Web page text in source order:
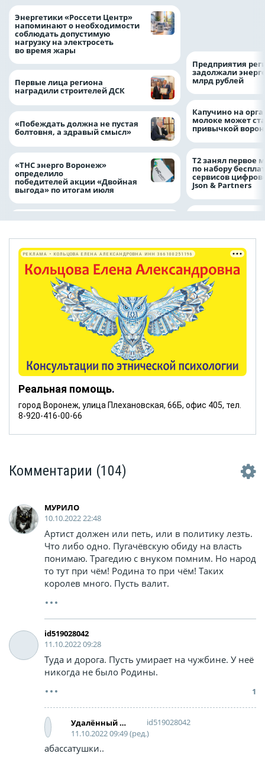
Энергетики «Россети Центр»
напоминают о необходимости
соблюдать допустимую
нагрузку на электросеть
во время жары
Первые лица региона
наградили строителей ДСК
«Побеждать должна не пустая
болтовня, а здравый смысл»
«ТНС энерго Воронеж»
определило
победителей акции «Двойная
выгода» по итогам июля
Предприятия
задолжали
млрд рублей
Капучино на
молоке может
привычкой
Т2 занял первое
по набору
сервисов
Json & Partners
Реальная помощь.
город Воронеж, улица Плехановская, 66Б, офис 405, тел.
8-920-416-00-66
РЕКЛАМА • КОЛЬЦОВА ЕЛЕНА АЛЕКСАНДРОВНА ИНН 366100251196
Комментарии (104)
МУРИЛО
10.10.2022 22:48
Артист должен или петь, или в политику лезть.
Что либо одно. Пугачёвскую обиду на власть
понимаю. Трагедию с внуком помним. Но народ
то тут при чём! Родина то при чём! Таких
королев много. Пусть валит.
id519028042
11.10.2022 09:28
Туда и дорога. Пусть умирает на чужбине. У неё
никогда не было Родины.
1
Удалённый аккаунт
id519028042
11.10.2022 09:49 (ред.)
абассатушки..